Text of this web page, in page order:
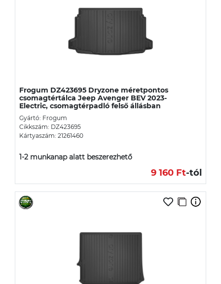
Frogum DZ423695 Dryzone méretpontos
csomagtértálca Jeep Avenger BEV 2023-
Electric, csomagtérpadló felső állásban
Gyártó: Frogum
Cikkszám: DZ423695
Kártyaszám: 21261460
1-2 munkanap alatt beszerezhető
9 160 Ft-tól